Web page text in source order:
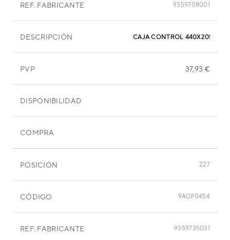
REF. FABRICANTE 9359708001
DESCRIPCIÓN CAJA CONTROL 440X205X50
PVP 37,93 €
DISPONIBILIDAD
COMPRA
POSICIÓN 227
CÓDIGO 9AGF0454
REF. FABRICANTE 9359735021